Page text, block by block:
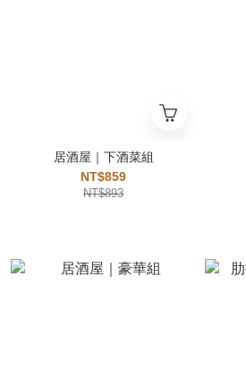
居酒屋｜下酒菜組
NT$859
NT$893